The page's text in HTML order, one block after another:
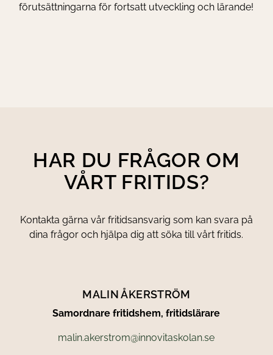
förutsättningarna för fortsatt utveckling och lärande!
HAR DU FRÅGOR OM
VÅRT FRITIDS?
Kontakta gärna vår fritidsansvarig som kan svara på
dina frågor och hjälpa dig att söka till vårt fritids.
MALIN ÅKERSTRÖM
Samordnare fritidshem, fritidslärare
malin.akerstrom@innovitaskolan.se